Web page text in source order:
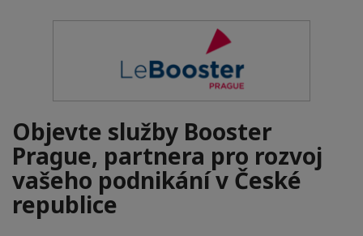
Objevte služby Booster
Prague, partnera pro rozvoj
vašeho podnikání v České
republice